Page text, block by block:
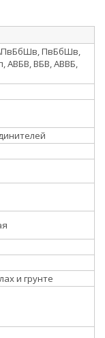
ПвБбШв,
ВБВ, АВВБ,
и грунте